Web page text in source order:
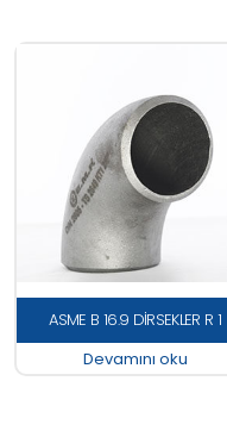
ASME B 16.9 DİRSEKLER R 1
Devamını oku